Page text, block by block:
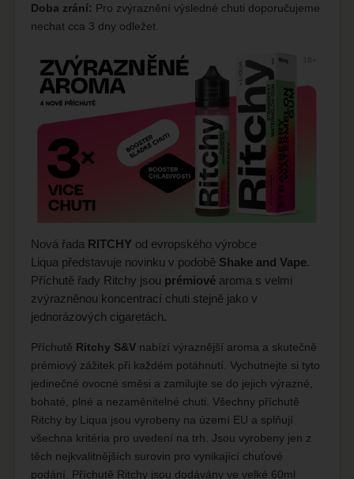
Doba zrání: Pro zvýraznění výsledné chuti doporučujeme
nechat cca 3 dny odležet.
Nová řada RITCHY od evropského výrobce
Liqua představuje novinku v podobě Shake and Vape.
Příchutě řady Ritchy jsou prémiové aroma s velmi
zvýrazněnou koncentrací chuti stejně jako v
jednorázových cigaretách.
Příchutě Ritchy S&V nabízí výraznější aroma a skutečně
prémiový zážitek při každém potáhnutí. Vychutnejte si tyto
jedinečné ovocné směsi a zamilujte se do jejich výrazné,
bohaté, plné a nezaměnitelné chuti. Všechny příchutě
Ritchy by Liqua jsou vyrobeny na území EU a splňují
všechna kritéria pro uvedení na trh. Jsou vyrobeny jen z
těch nejkvalitnějších surovin pro vynikající chuťové
podání. Příchutě Ritchy jsou dodávány ve velké 60ml